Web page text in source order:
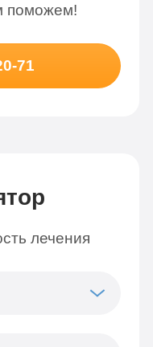
поможем!
71
лечения